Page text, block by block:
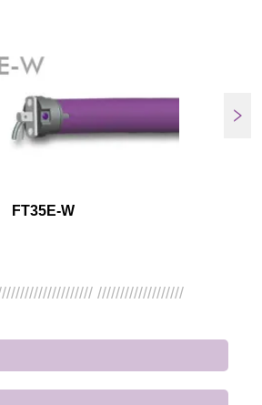
FT35E-W
///////////////////